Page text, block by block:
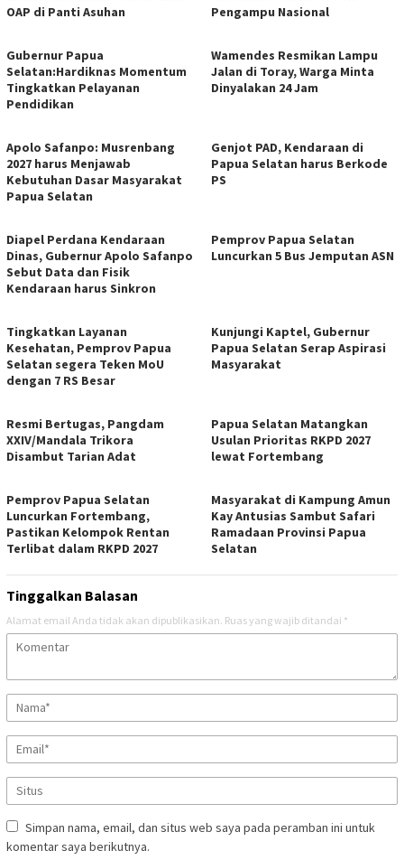
OAP di Panti Asuhan
Pengampu Nasional
Gubernur Papua
Selatan:Hardiknas Momentum
Tingkatkan Pelayanan
Pendidikan
Wamendes Resmikan Lampu
Jalan di Toray, Warga Minta
Dinyalakan 24 Jam
Apolo Safanpo: Musrenbang
2027 harus Menjawab
Kebutuhan Dasar Masyarakat
Papua Selatan
Genjot PAD, Kendaraan di
Papua Selatan harus Berkode
PS
Diapel Perdana Kendaraan
Dinas, Gubernur Apolo Safanpo
Sebut Data dan Fisik
Kendaraan harus Sinkron
Pemprov Papua Selatan
Luncurkan 5 Bus Jemputan ASN
Tingkatkan Layanan
Kesehatan, Pemprov Papua
Selatan segera Teken MoU
dengan 7 RS Besar
Kunjungi Kaptel, Gubernur
Papua Selatan Serap Aspirasi
Masyarakat
Resmi Bertugas, Pangdam
XXIV/Mandala Trikora
Disambut Tarian Adat
Papua Selatan Matangkan
Usulan Prioritas RKPD 2027
lewat Fortembang
Pemprov Papua Selatan
Luncurkan Fortembang,
Pastikan Kelompok Rentan
Terlibat dalam RKPD 2027
Masyarakat di Kampung Amun
Kay Antusias Sambut Safari
Ramadaan Provinsi Papua
Selatan
Tinggalkan Balasan
Alamat email Anda tidak akan dipublikasikan. Ruas yang wajib ditandai *
Simpan nama, email, dan situs web saya pada peramban ini untuk
komentar saya berikutnya.